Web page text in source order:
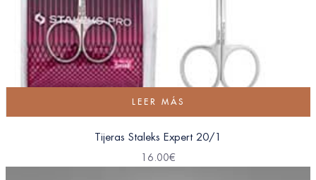
LEER MÁS
Tijeras Staleks Expert 20/1
16.00€